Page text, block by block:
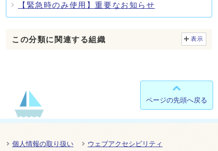
【緊急時のみ使用】重要なお知らせ
この分類に関連する組織 表示
ページの先頭へ戻る
個人情報の取り扱い ウェブアクセシビリティ